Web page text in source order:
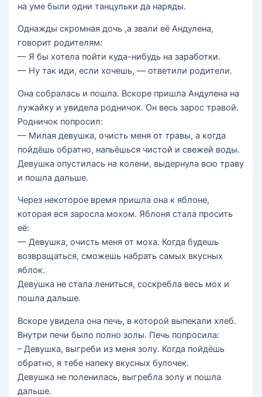
на уме были одни танцульки да наряды.
Однажды скромная дочь ,а звали её Андулена,
говорит родителям:
— Я бы хотела пойти куда-нибудь на заработки.
— Ну так иди, если хочешь, — ответили родители.
Она собралась и пошла. Вскоре пришла Андулена на
лужайку и увидела родничок. Он весь зарос травой.
Родничок попросил:
— Милая девушка, очисть меня от травы, а когда
пойдёшь обратно, напьёшься чистой и свежей воды.
Девушка опустилась на колени, выдернула всю траву
и пошла дальше.
Через некоторое время пришла она к яблоне,
которая вся заросла мохом. Яблоня стала просить
её:
— Девушка, очисть меня от моха. Когда будешь
возвращаться, сможешь набрать самых вкусных
яблок.
Девушка не стала лениться, соскребла весь мох и
пошла дальше.
Вскоре увидела она печь, в которой выпекали хлеб.
Внутри печи было полно золы. Печь попросила:
– Девушка, выгреби из меня золу. Когда пойдёшь
обратно, я тебе напеку вкусных булочек.
Девушка не поленилась, выгребла золу и пошла
дальше.